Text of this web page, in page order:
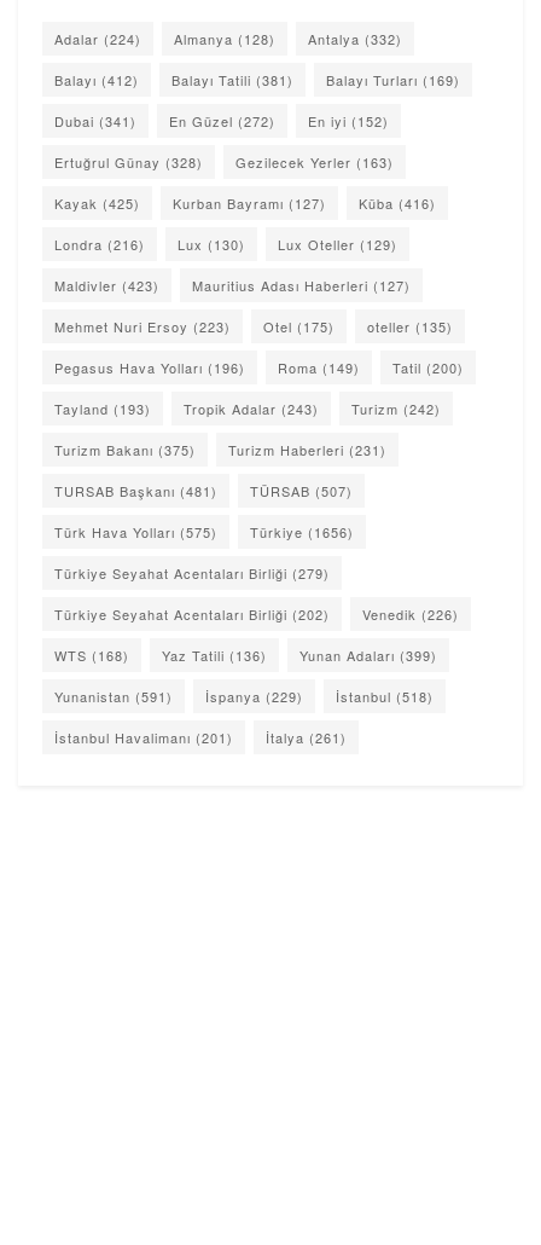
Adalar (224) Almanya (128) Antalya (332)
Balayı (412) Balayı Tatili (381) Balayı Turları (169)
Dubai (341) En Güzel (272) En iyi (152)
Ertuğrul Günay (328) Gezilecek Yerler (163)
Kayak (425) Kurban Bayramı (127) Küba (416)
Londra (216) Lux (130) Lux Oteller (129)
Maldivler (423) Mauritius Adası Haberleri (127)
Mehmet Nuri Ersoy (223) Otel (175) oteller (135)
Pegasus Hava Yolları (196) Roma (149) Tatil (200)
Tayland (193) Tropik Adalar (243) Turizm (242)
Turizm Bakanı (375) Turizm Haberleri (231)
TURSAB Başkanı (481) TÜRSAB (507)
Türk Hava Yolları (575) Türkiye (1656)
Türkiye Seyahat Acentaları Birliği (279)
Türkiye Seyahat Acentaları Birliği (202) Venedik (226)
WTS (168) Yaz Tatili (136) Yunan Adaları (399)
Yunanistan (591) İspanya (229) İstanbul (518)
İstanbul Havalimanı (201) İtalya (261)